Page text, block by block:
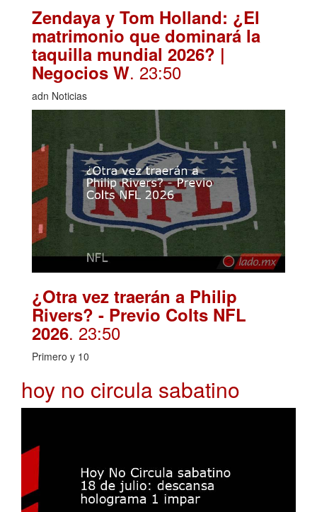
Zendaya y Tom Holland: ¿El
matrimonio que dominará la
taquilla mundial 2026? |
Negocios W. 23:50
adn Noticias
¿Otra vez traerán a Philip
Rivers? - Previo Colts NFL
2026. 23:50
Primero y 10
hoy no circula sabatino